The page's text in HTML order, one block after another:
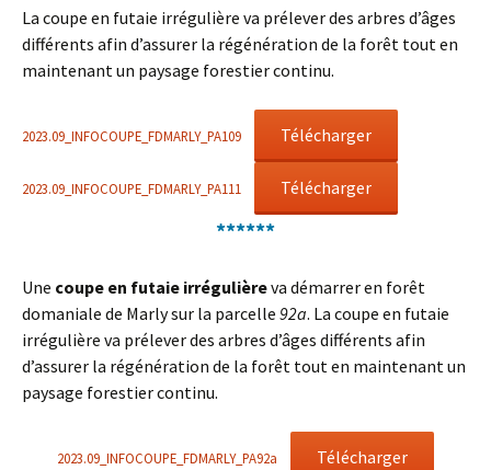
La coupe en futaie irrégulière va prélever des arbres d’âges
différents afin d’assurer la régénération de la forêt tout en
maintenant un paysage forestier continu.
2023.09_INFOCOUPE_FDMARLY_PA109 Télécharger
2023.09_INFOCOUPE_FDMARLY_PA111 Télécharger
******
Une coupe en futaie irrégulièreva démarrer en forêt
domaniale de Marly sur la parcelle 92a. La coupe en futaie
irrégulière va prélever des arbres d’âges différents afin
d’assurer la régénération de la forêt tout en maintenant un
paysage forestier continu.
2023.09_INFOCOUPE_FDMARLY_PA92a
Télécharger